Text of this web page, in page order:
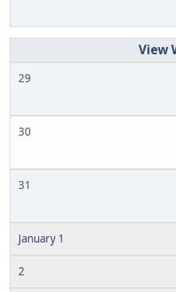
29
30
31
January 1
2